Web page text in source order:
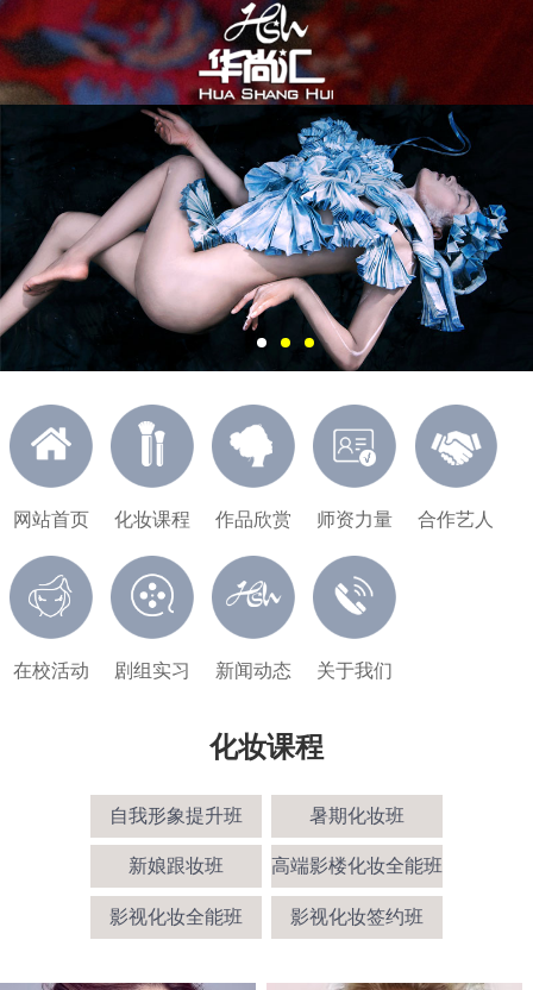
网站首页 化妆课程 作品欣赏 师资力量 合作艺人
在校活动 剧组实习 新闻动态 关于我们
化妆课程
自我形象提升班 暑期化妆班
新娘跟妆班 高端影楼化妆全能班
影视化妆全能班 影视化妆签约班